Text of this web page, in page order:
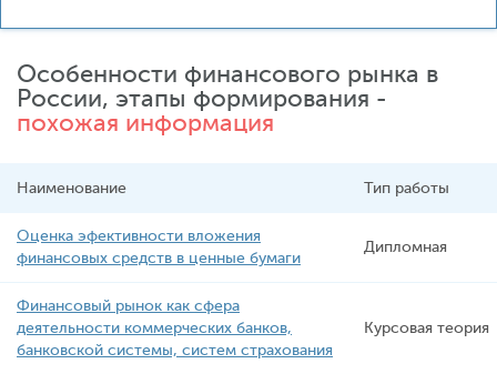
Особенности финансового рынка в
России, этапы формирования -
похожая информация
Наименование Тип работы
Oценка эфективности вложения
финансовых средств в ценные бумаги
Дипломная
Финансовый рынок как сфера
деятельности коммерческих банков,
банковской системы, систем страхования
Курсовая теория